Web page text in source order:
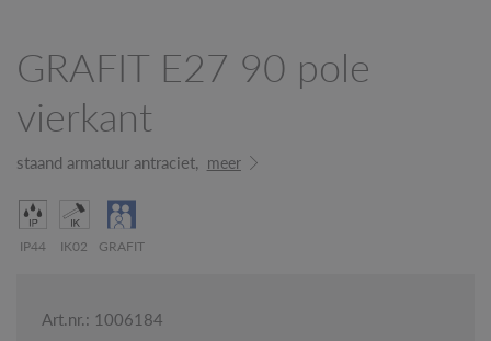
GRAFIT E27 90 pole
vierkant
staand armatuur antraciet, meer
IP44 IK02 GRAFIT
Art.nr.: 1006184